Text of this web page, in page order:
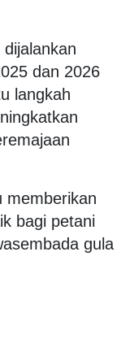
dan 2026
langkah
memberikan
bagi petani
gula